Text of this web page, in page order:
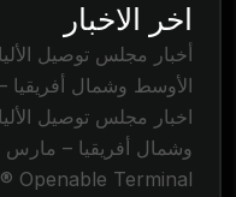
اخر الاخبار
أخبار مجلس توصيل
الأوسط وشمال أفريقيا –
اخبار مجلس توصيل
وشمال أفريقيا – مارس ٢٠٢٦